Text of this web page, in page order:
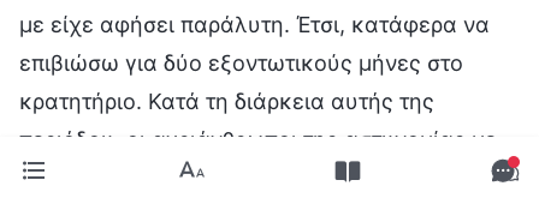
με είχε αφήσει παράλυτη. Έτσι, κατάφερα να
επιβιώσω για δύο εξοντωτικούς μήνες στο
κρατητήριο. Κατά τη διάρκεια αυτής της
περιόδου, οι αγριάνθρωποι της αστυνομίας με
ανέκριναν δύο ακόμα φορές, χρησιμοποιώντας